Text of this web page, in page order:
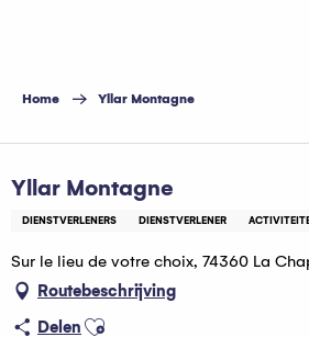
principal
Home Yllar Montagne
Yllar Montagne
DIENSTVERLENERS DIENSTVERLENER
Sur le lieu de votre choix, 74360 La
Routebeschrijving
Delen Ajouter aux favoris